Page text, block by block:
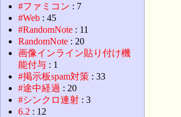
#ファミコン : 7
#Web : 45
#RandomNote : 11
RandomNote : 20
画像インライン貼り付け機
能付与 : 1
#掲示板spam対策 : 33
#途中経過 : 20
#シンクロ連射 : 3
6.2 : 12